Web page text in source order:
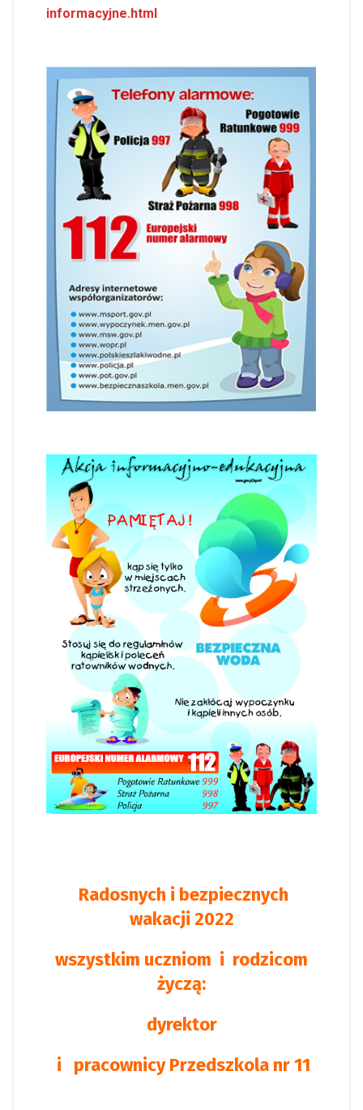
informacyjne.html
Radosnych i bezpiecznych
wakacji 2022
wszystkim uczniom i rodzicom
życzą:
dyrektor
i pracownicy Przedszkola nr 11